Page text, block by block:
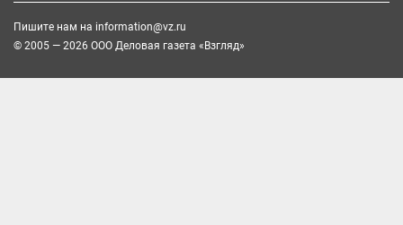
Пишите нам на information@vz.ru
© 2005 — 2026 ООО Деловая газета «Взгляд»